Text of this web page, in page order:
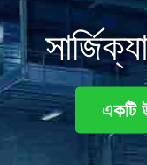
একটি